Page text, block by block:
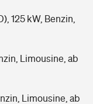
125 kW, Benzin,
Limousine, ab
Limousine, ab